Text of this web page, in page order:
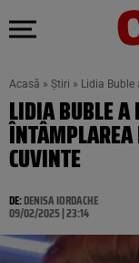
Acasă » Știri » Lidia
LIDIA BUBLE
ÎNTÂMPLAREA
CUVINTE
DE:DENISA IORDACHE
09/02/2025 | 23:14